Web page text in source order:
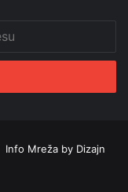
Info Mreža by Dizajn